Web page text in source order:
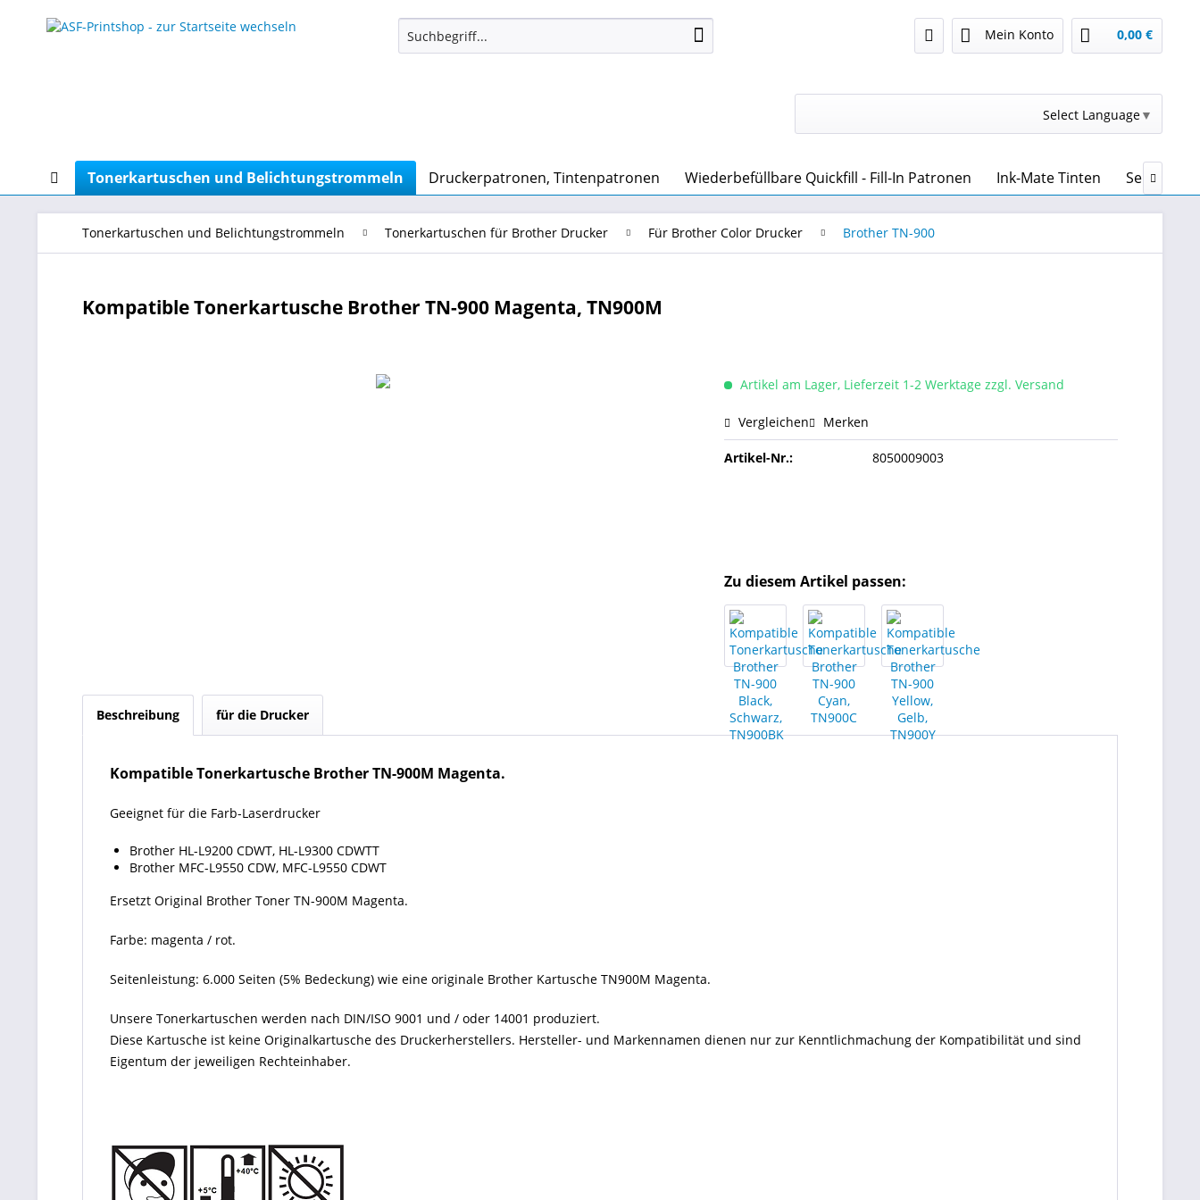
Mein Konto 0,00 €
Select Language▼
Tonerkartuschen und Belichtungstrommeln Druckerpatronen, Tintenpatronen Wiederbefüllbare Quickfill - Fill-In Patronen Ink-Mate Tinten Sensient

Tonerkartuschen und Belichtungstrommeln Tonerkartuschen für Brother Drucker Für Brother Color Drucker Brother TN-900
Kompatible Tonerkartusche Brother TN-900 Magenta, TN900M
Artikel am Lager, Lieferzeit 1-2 Werktage zzgl. Versand
Vergleichen Merken
Artikel-Nr.: 8050009003
Zu diesem Artikel passen:
Beschreibung für die Drucker
Kompatible Tonerkartusche Brother TN-900M Magenta.
Geeignet für die Farb-Laserdrucker
Brother HL-L9200 CDWT, HL-L9300 CDWTT
Brother MFC-L9550 CDW, MFC-L9550 CDWT
Ersetzt Original Brother Toner TN-900M Magenta.
Farbe: magenta / rot.
Seitenleistung: 6.000 Seiten (5% Bedeckung) wie eine originale Brother Kartusche TN900M Magenta.
Unsere Tonerkartuschen werden nach DIN/ISO 9001 und / oder 14001 produziert.
Diese Kartusche ist keine Originalkartusche des Druckerherstellers. Hersteller- und Markennamen dienen nur zur Kenntlichmachung der Kompatibilität und sind
Eigentum der jeweiligen Rechteinhaber.